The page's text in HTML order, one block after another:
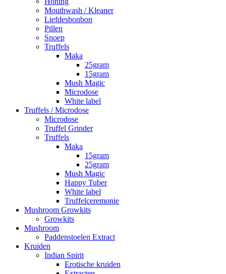
Mouthwash / Kleaner
Liefdesbonbon
Pillen
Snoep
Truffels
Maka
25gram
15gram
Mush Magic
Microdose
White label
Truffels / Microdose
Microdose
Truffel Grinder
Truffels
Maka
15gram
25gram
Mush Magic
Happy Tuber
White label
Truffelceremonie
Mushroom Growkits
Growkits
Mushroom
Paddenstoelen Extract
Kruiden
Indian Spirit
Erotische kruiden